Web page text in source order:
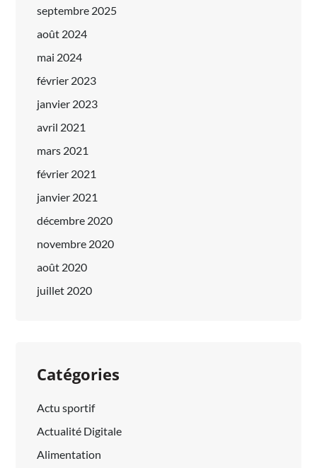
septembre 2025
août 2024
mai 2024
février 2023
janvier 2023
avril 2021
mars 2021
février 2021
janvier 2021
décembre 2020
novembre 2020
août 2020
juillet 2020
Catégories
Actu sportif
Actualité Digitale
Alimentation